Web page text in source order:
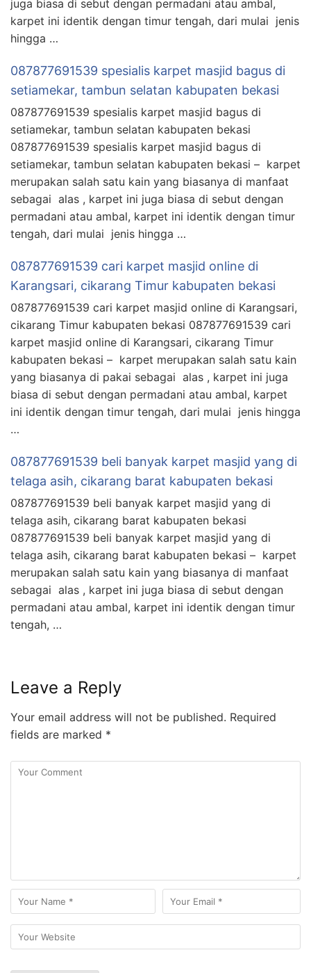
juga biasa di sebut dengan permadani atau ambal,
karpet ini identik dengan timur tengah, dari mulai jenis
hingga …
087877691539 spesialis karpet masjid bagus di
setiamekar, tambun selatan kabupaten bekasi
087877691539 spesialis karpet masjid bagus di
setiamekar, tambun selatan kabupaten bekasi
087877691539 spesialis karpet masjid bagus di
setiamekar, tambun selatan kabupaten bekasi – karpet
merupakan salah satu kain yang biasanya di manfaat
sebagai alas , karpet ini juga biasa di sebut dengan
permadani atau ambal, karpet ini identik dengan timur
tengah, dari mulai jenis hingga …
087877691539 cari karpet masjid online di
Karangsari, cikarang Timur kabupaten bekasi
087877691539 cari karpet masjid online di Karangsari,
cikarang Timur kabupaten bekasi 087877691539 cari
karpet masjid online di Karangsari, cikarang Timur
kabupaten bekasi – karpet merupakan salah satu kain
yang biasanya di pakai sebagai alas , karpet ini juga
biasa di sebut dengan permadani atau ambal, karpet
ini identik dengan timur tengah, dari mulai jenis hingga
…
087877691539 beli banyak karpet masjid yang di
telaga asih, cikarang barat kabupaten bekasi
087877691539 beli banyak karpet masjid yang di
telaga asih, cikarang barat kabupaten bekasi
087877691539 beli banyak karpet masjid yang di
telaga asih, cikarang barat kabupaten bekasi – karpet
merupakan salah satu kain yang biasanya di manfaat
sebagai alas , karpet ini juga biasa di sebut dengan
permadani atau ambal, karpet ini identik dengan timur
tengah, …
Leave a Reply
Your email address will not be published. Required
fields are marked *